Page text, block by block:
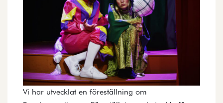
Vi har utvecklat en föreställning om